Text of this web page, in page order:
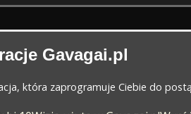
Gavagai.pl
która zaprogramuje Ciebie do